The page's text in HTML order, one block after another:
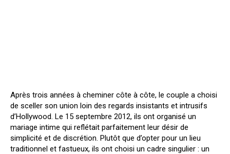
Après trois années à cheminer côte à côte, le couple a choisi
de sceller son union loin des regards insistants et intrusifs
d’Hollywood. Le 15 septembre 2012, ils ont organisé un
mariage intime qui reflétait parfaitement leur désir de
simplicité et de discrétion. Plutôt que d’opter pour un lieu
traditionnel et fastueux, ils ont choisi un cadre singulier : un